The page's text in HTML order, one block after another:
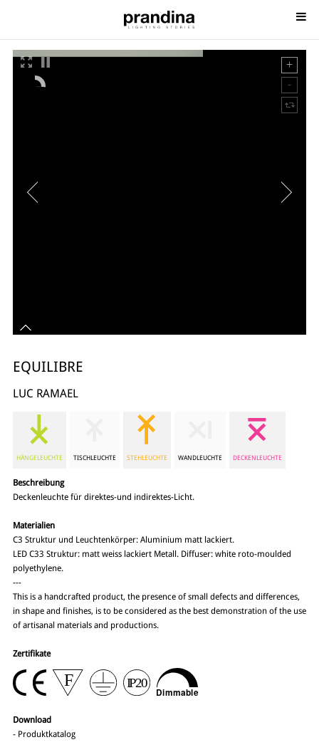
EQUILIBRE
LUC RAMAEL
HÄNGELEUCHTE TISCHLEUCHTE STEHLEUCHTE WANDLEUCHTE DECKENLEUCHTE
Beschreibung
Deckenleuchte für direktes-und indirektes-Licht.
Materialien
C3 Struktur und Leuchtenkörper: Aluminium matt lackiert.
LED C33 Struktur: matt weiss lackiert Metall. Diffuser: white roto-moulded
polyethylene.
---
This is a handcrafted product, the presence of small defects and differences,
in shape and finishes, is to be considered as the best demonstration of the use
of artisanal materials and productions.
Zertifikate
Download
- Produktkatalog